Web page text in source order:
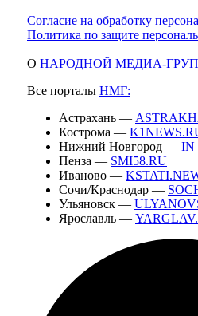
Согласие на обработку
Политика по защите
О НАРОДНОЙ МЕДИА-
Все порталы НМГ:
Астрахань —
Кострома —
Нижний Новгород —
Пенза — SMI58.RU
Иваново —
Сочи/Краснодар —
Ульяновск —
Ярославль —